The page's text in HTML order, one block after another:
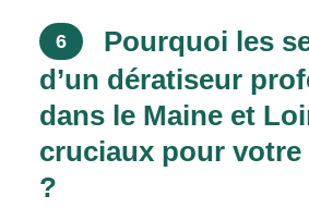
6
Pourquoi les
d’un dératiseur
dans le Maine et
cruciaux pour votre
?